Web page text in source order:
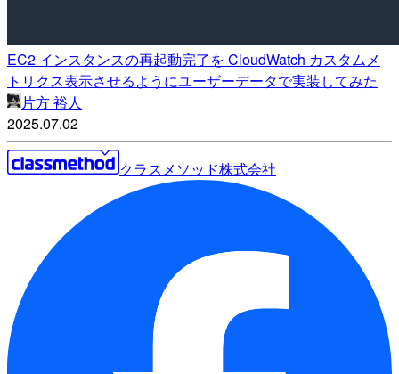
EC2 インスタンスの再起動完了を CloudWatch カスタムメ
トリクス表示させるようにユーザーデータで実装してみた
片方 裕人
2025.07.02
クラスメソッド株式会社